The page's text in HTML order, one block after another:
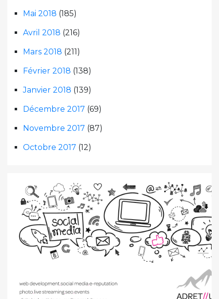
Mai 2018 (185)
Avril 2018 (216)
Mars 2018 (211)
Février 2018 (138)
Janvier 2018 (139)
Décembre 2017 (69)
Novembre 2017 (87)
Octobre 2017 (12)